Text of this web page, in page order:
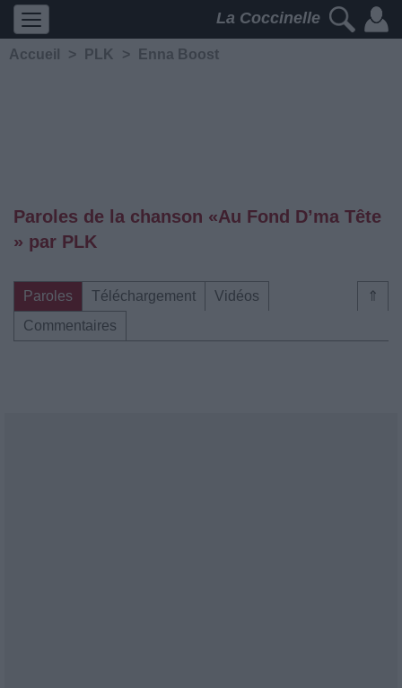
La Coccinelle
Accueil > PLK > Enna Boost
Paroles de la chanson «Au Fond D’ma Tête
» par PLK
⇑
Paroles Téléchargement
Vidéos
Commentaires